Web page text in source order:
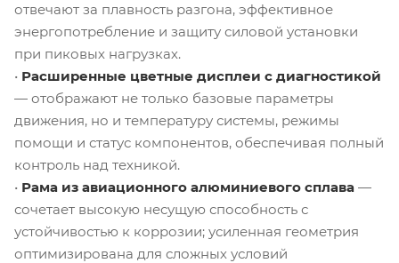
отвечают за плавность разгона, эффективное
энергопотребление и защиту силовой установки
при пиковых нагрузках.
• Расширенные цветные дисплеи с диагностикой
— отображают не только базовые параметры
движения, но и температуру системы, режимы
помощи и статус компонентов, обеспечивая полный
контроль над техникой.
• Рама из авиационного алюминиевого сплава —
сочетает высокую несущую способность с
устойчивостью к коррозии; усиленная геометрия
оптимизирована для сложных условий